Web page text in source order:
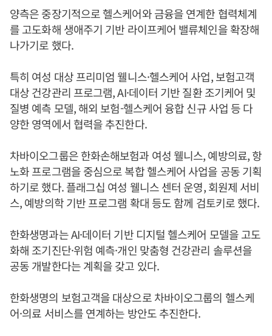
양측은 중장기적으로 헬스케어와 금융을 연계한 협력체계
를 고도화해 생애주기 기반 라이프케어 밸류체인을 확장해
나가기로 했다.
특히 여성 대상 프리미엄 웰니스·헬스케어 사업, 보험고객
대상 건강관리 프로그램, AI·데이터 기반 질환 조기케어 및
질병 예측 모델, 해외 보험-헬스케어 융합 신규 사업 등 다
양한 영역에서 협력을 추진한다.
차바이오그룹은 한화손해보험과 여성 웰니스, 예방의료, 항
노화 프로그램을 중심으로 복합 헬스케어 사업을 공동 기획
하기로 했다. 플래그십 여성 웰니스 센터 운영, 회원제 서비
스, 예방의학 기반 프로그램 확대 등도 함께 검토키로 했다.
한화생명과는 AI·데이터 기반 디지털 헬스케어 모델을 고도
화해 조기진단·위험 예측·개인 맞춤형 건강관리 솔루션을
공동 개발한다는 계획을 갖고 있다.
한화생명의 보험고객을 대상으로 차바이오그룹의 헬스케
어·의료 서비스를 연계하는 방안도 추진한다.